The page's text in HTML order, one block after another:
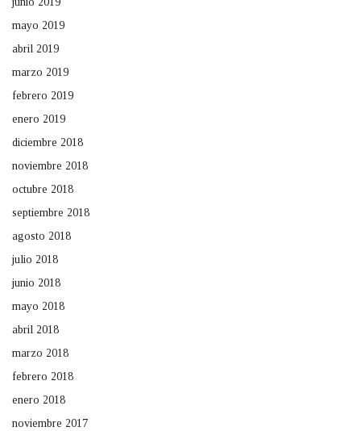
mayo 2019
abril 2019
marzo 2019
febrero 2019
enero 2019
diciembre 2018
noviembre 2018
octubre 2018
septiembre 2018
agosto 2018
julio 2018
junio 2018
mayo 2018
abril 2018
marzo 2018
febrero 2018
enero 2018
noviembre 2017